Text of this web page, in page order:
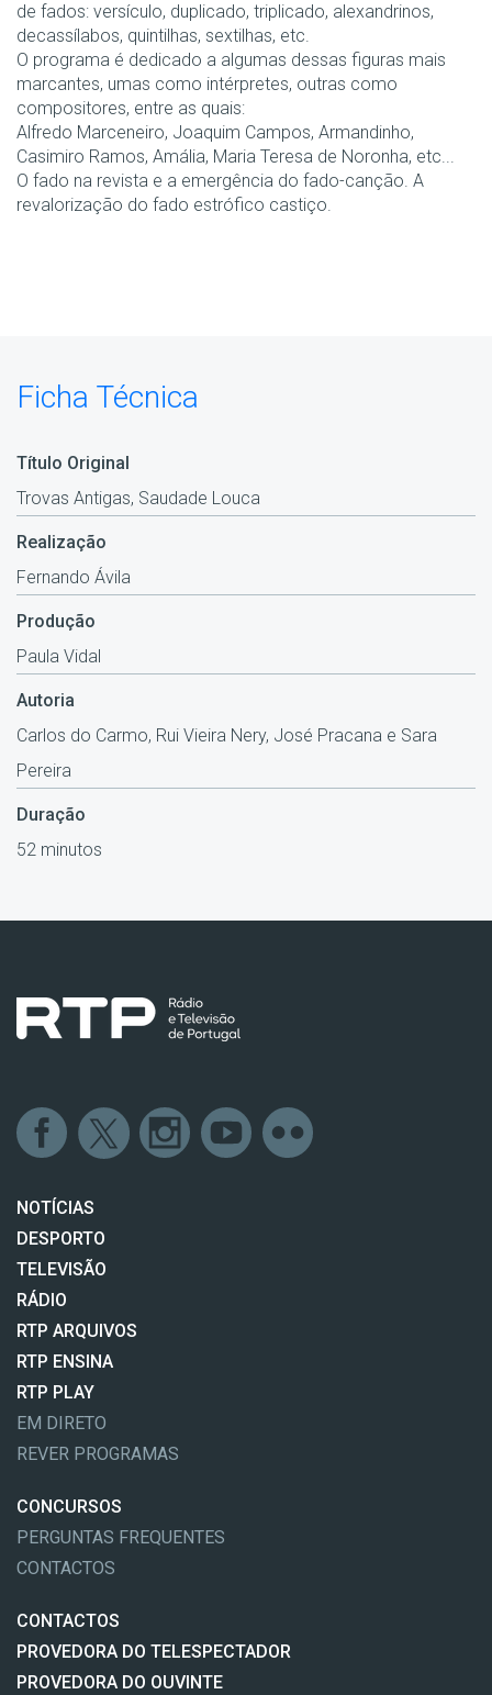
de fados: versículo, duplicado, triplicado, alexandrinos,
decassílabos, quintilhas, sextilhas, etc.
O programa é dedicado a algumas dessas figuras mais
marcantes, umas como intérpretes, outras como
compositores, entre as quais:
Alfredo Marceneiro, Joaquim Campos, Armandinho,
Casimiro Ramos, Amália, Maria Teresa de Noronha, etc...
O fado na revista e a emergência do fado-canção. A
revalorização do fado estrófico castiço.
Ficha Técnica
Título Original
Trovas Antigas, Saudade Louca
Realização
Fernando Ávila
Produção
Paula Vidal
Autoria
Carlos do Carmo, Rui Vieira Nery, José Pracana e Sara
Pereira
Duração
52 minutos
NOTÍCIAS
DESPORTO
TELEVISÃO
RÁDIO
RTP ARQUIVOS
RTP ENSINA
RTP PLAY
EM DIRETO
REVER PROGRAMAS
CONCURSOS
PERGUNTAS FREQUENTES
CONTACTOS
CONTACTOS
PROVEDORA DO TELESPECTADOR
PROVEDORA DO OUVINTE